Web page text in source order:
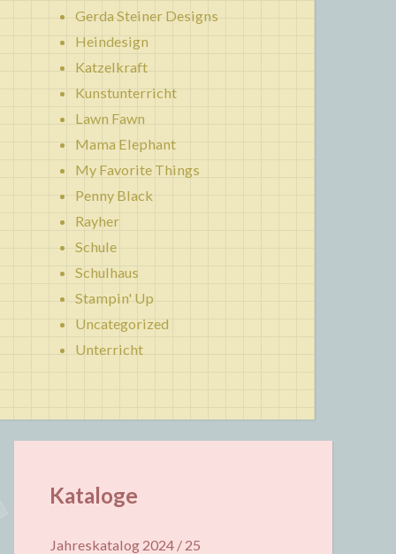
Gerda Steiner Designs
Heindesign
Katzelkraft
Kunstunterricht
Lawn Fawn
Mama Elephant
My Favorite Things
Penny Black
Rayher
Schule
Schulhaus
Stampin' Up
Uncategorized
Unterricht
Kataloge
Jahreskatalog 2024 / 25